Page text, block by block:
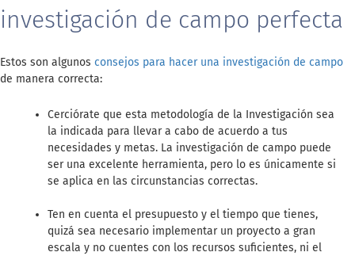
investigación de campo perfecta
Estos son algunos consejos para hacer una investigación de campo
de manera correcta:
Cerciórate que esta metodología de la Investigación sea
la indicada para llevar a cabo de acuerdo a tus
necesidades y metas. La investigación de campo puede
ser una excelente herramienta, pero lo es únicamente si
se aplica en las circunstancias correctas.
Ten en cuenta el presupuesto y el tiempo que tienes,
quizá sea necesario implementar un proyecto a gran
escala y no cuentes con los recursos suficientes, ni el